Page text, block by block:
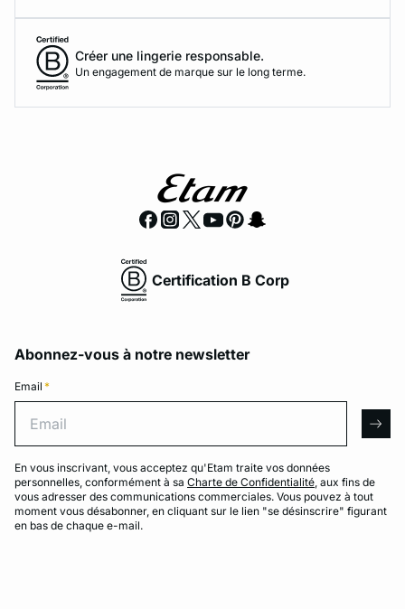
Créer une lingerie responsable.
Un engagement de marque sur le long terme.
Certification B Corp
Abonnez-vous à notre newsletter
Email *
En vous inscrivant, vous acceptez qu'Etam traite vos données
personnelles, conformément à sa Charte de Confidentialité, aux fins de
vous adresser des communications commerciales. Vous pouvez à tout
moment vous désabonner, en cliquant sur le lien "se désinscrire" figurant
en bas de chaque e-mail.